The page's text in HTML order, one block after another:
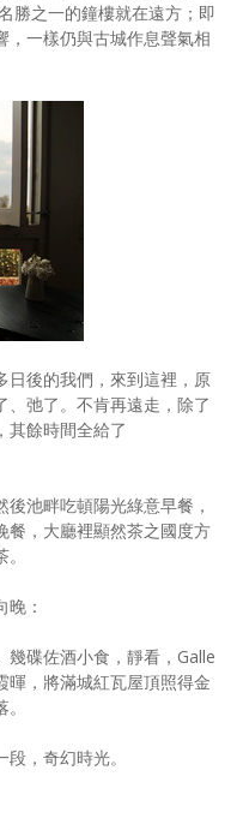
勝之一的鐘樓就在遠方；即
，一樣仍與古城作息聲氣相
日後的我們，來到這裡，原
弛了。不肯再遠走，除了
其餘時間全給了
池畔吃頓陽光綠意早餐，
餐，大廳裡顯然茶之國度方
：
幾碟佐酒小食，靜看，Galle
暉，將滿城紅瓦屋頂照得金
，奇幻時光。